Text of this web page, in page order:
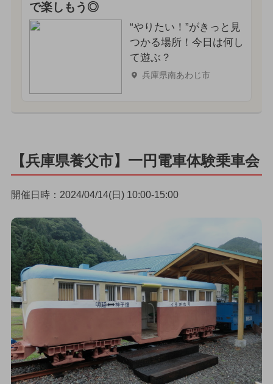
で楽しもう◎
“やりたい！”がきっと見
つかる場所！今日は何し
て遊ぶ？
兵庫県南あわじ市
【兵庫県養父市】一円電車体験乗車会
開催日時：2024/04/14(日) 10:00-15:00